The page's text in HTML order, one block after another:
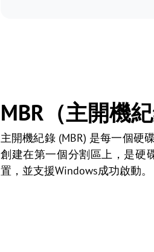
MBR（主開機
主開機紀錄 (MBR) 是每一個硬
創建在第一個分割區上，是硬
置，並支援Windows成功啟動。